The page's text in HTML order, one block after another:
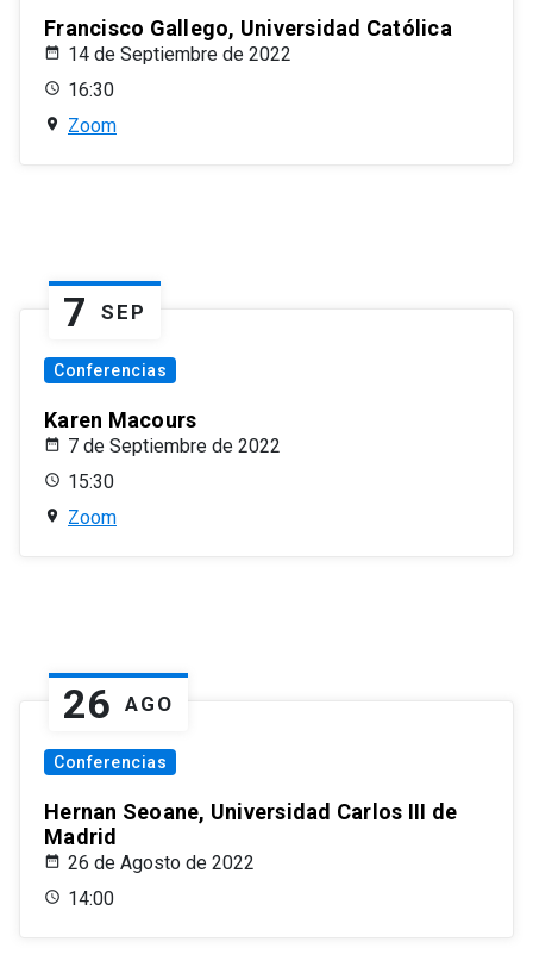
Francisco Gallego, Universidad Católica
14 de Septiembre de 2022
16:30
Zoom
7 SEP
Conferencias
Karen Macours
7 de Septiembre de 2022
15:30
Zoom
26 AGO
Conferencias
Hernan Seoane, Universidad Carlos III de
Madrid
26 de Agosto de 2022
14:00